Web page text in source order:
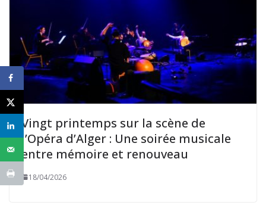
Vingt printemps sur la scène de
l’Opéra d’Alger : Une soirée musicale
entre mémoire et renouveau
18/04/2026